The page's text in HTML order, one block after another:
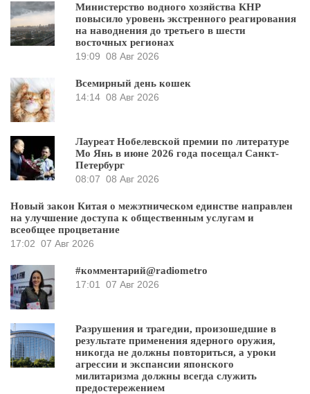
Министерство водного хозяйства КНР
повысило уровень экстренного реагирования
на наводнения до третьего в шести
восточных регионах
19:09 08 Авг 2026
Всемирный день кошек
14:14 08 Авг 2026
Лауреат Нобелевской премии по литературе
Мо Янь в июне 2026 года посещал Санкт-
Петербург
08:07 08 Авг 2026
Новый закон Китая о межэтническом единстве направлен
на улучшение доступа к общественным услугам и
всеобщее процветание
17:02 07 Авг 2026
#комментарий@radiometro
17:01
07 Авг 2026
Разрушения и трагедии, произошедшие в
результате применения ядерного оружия,
никогда не должны повториться, а уроки
агрессии и экспансии японского
милитаризма должны всегда служить
предостережением